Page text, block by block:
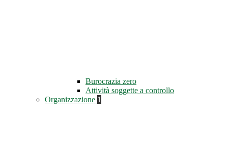
Burocrazia zero
Attività soggette a controllo
Organizzazione 1